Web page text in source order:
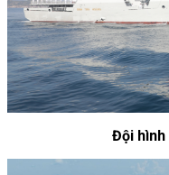
Đội hình